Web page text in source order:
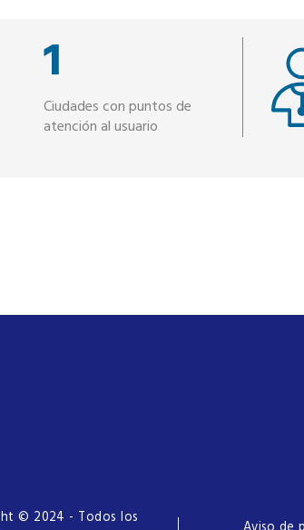
1
Ciudades con puntos de
atención al usuario
© 2024 - Todos los